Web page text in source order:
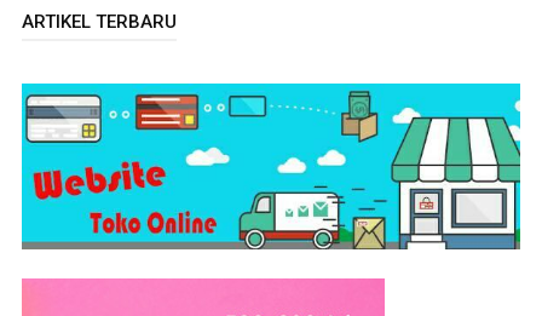
ARTIKEL TERBARU